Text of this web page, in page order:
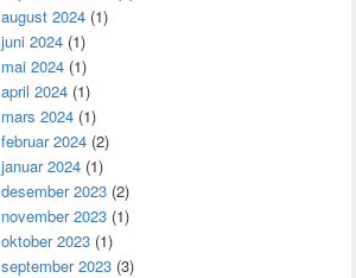
august 2024 (1)
juni 2024 (1)
mai 2024 (1)
april 2024 (1)
mars 2024 (1)
februar 2024 (2)
januar 2024 (1)
desember 2023 (2)
november 2023 (1)
oktober 2023 (1)
september 2023 (3)